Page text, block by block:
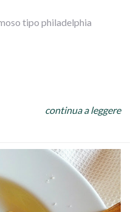
tipo philadelphia
Illa Pearl) mettere l’olio, lo
paio di minuti. Intanto
acqua salata, scolarla al
tutto insieme regolando
di acqua di cottura della
continua a leggere